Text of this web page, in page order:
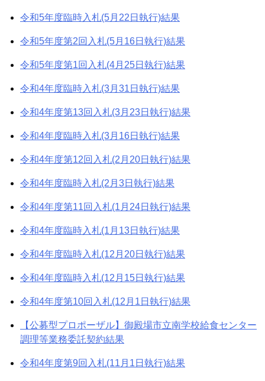
令和5年度臨時入札(5月22日執行)結果
令和5年度第2回入札(5月16日執行)結果
令和5年度第1回入札(4月25日執行)結果
令和4年度臨時入札(3月31日執行)結果
令和4年度第13回入札(3月23日執行)結果
令和4年度臨時入札(3月16日執行)結果
令和4年度第12回入札(2月20日執行)結果
令和4年度臨時入札(2月3日執行)結果
令和4年度第11回入札(1月24日執行)結果
令和4年度臨時入札(1月13日執行)結果
令和4年度臨時入札(12月20日執行)結果
令和4年度臨時入札(12月15日執行)結果
令和4年度第10回入札(12月1日執行)結果
【公募型プロポーザル】御殿場市立南学校給食センター
調理等業務委託契約結果
令和4年度第9回入札(11月1日執行)結果